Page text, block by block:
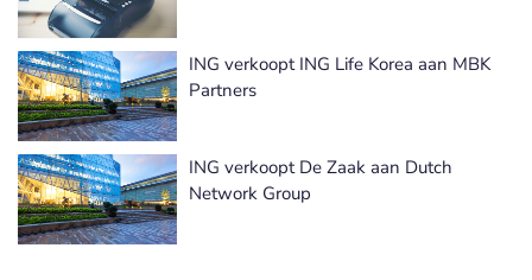
ING verkoopt ING Life Korea aan MBK
Partners
ING verkoopt De Zaak aan Dutch
Network Group